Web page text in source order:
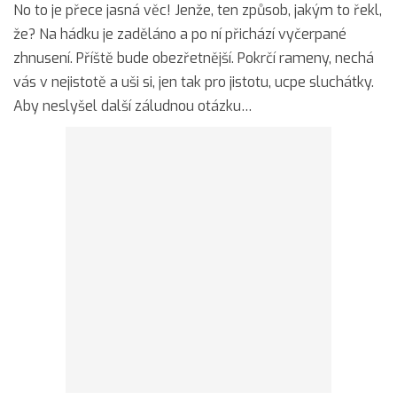
No to je přece jasná věc! Jenže, ten způsob, jakým to řekl,
že? Na hádku je zaděláno a po ní přichází vyčerpané
zhnusení. Příště bude obezřetnější. Pokrčí rameny, nechá
vás v nejistotě a uši si, jen tak pro jistotu, ucpe sluchátky.
Aby neslyšel další záludnou otázku…